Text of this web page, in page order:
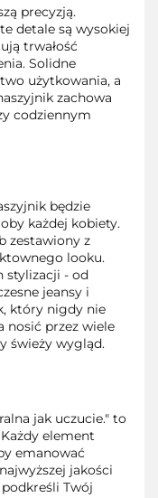
precyzją.
detale są wysokiej
trwałość
Solidne
użytkowania, a
zachowa
codziennym
będzie
każdej kobiety.
zestawiony z
looku.
stylizacji - od
jeansy i
który nigdy nie
nosić przez wiele
świeży wygląd.
jak uczucie." to
element
emanować
jakości
Twój